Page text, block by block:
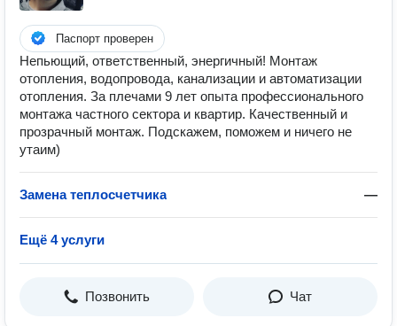
Паспорт проверен
Непьющий, ответственный, энергичный! Монтаж
отопления, водопровода, канализации и автоматизации
отопления. За плечами 9 лет опыта профессионального
монтажа частного сектора и квартир. Качественный и
прозрачный монтаж. Подскажем, поможем и ничего не
утаим)
Замена теплосчетчика —
Ещё 4 услуги
Позвонить Чат